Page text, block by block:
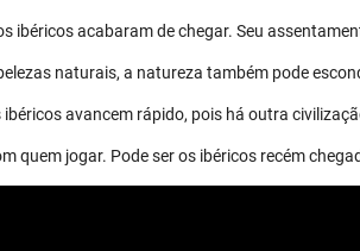
ibéricos acabaram de chegar. Seu
naturais, a natureza também pode
ibéricos avancem rápido, pois há outra
quem jogar. Pode ser os ibéricos recém